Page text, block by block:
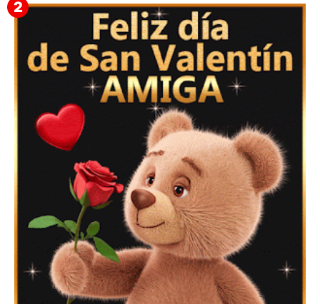
🎁 Imágenes Gif Personalizadas con Nombres para
San Valentín 2026 💘